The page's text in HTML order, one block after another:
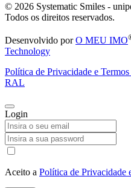
© 2026 Systematic Smiles -
Todos os direitos reservados.
Desenvolvido porO MEU IMO
Technology
Política de Privacidade e
RAL
Login
Aceito a Política de Privacidade